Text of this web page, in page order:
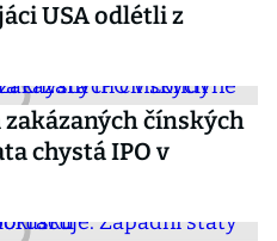
USA odlétli z
čínských
chystá IPO v